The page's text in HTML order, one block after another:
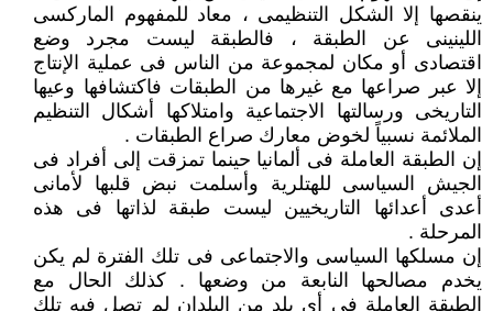
ينقصها إلا الشكل التنظيمى ، معاد للمفهوم الماركسى
اللينينى عن الطبقة ، فالطبقة ليست مجرد وضع
اقتصادى أو مكان لمجموعة من الناس فى عملية الإنتاج
إلا عبر صراعها مع غيرها من الطبقات فاكتشافها وعيها
التاريخى ورسالتها الاجتماعية وامتلاكها أشكال التنظيم
الملائمة نسبياً لخوض معارك صراع الطبقات .
إن الطبقة العاملة فى ألمانيا حينما تمزقت إلى أفراد فى
الجيش السياسى للهتلرية وأسلمت نبض قلبها لأمانى
أعدى أعدائها التاريخيين ليست طبقة لذاتها فى هذه
المرحلة .
إن مسلكها السياسى والاجتماعى فى تلك الفترة لم يكن
يخدم مصالحها النابعة من وضعها . كذلك الحال مع
الطبقة العاملة فى أى بلد من البلدان لم تصل فيه تلك